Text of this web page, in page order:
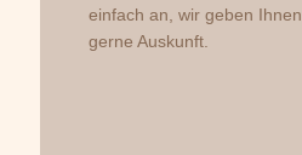
einfach an, wir geben Ihnen
gerne Auskunft.